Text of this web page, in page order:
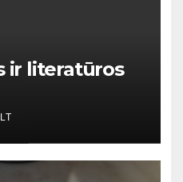
ir literatūros